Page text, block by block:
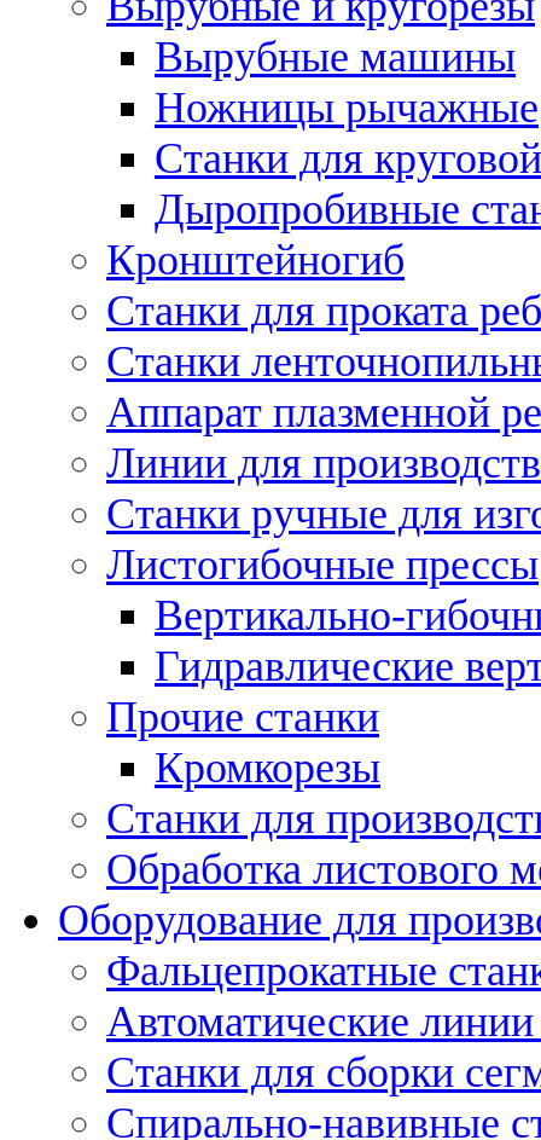
Вырубные машины
Ножницы рычажные
Станки для
Дыропробивные
Кронштейногиб
Станки для проката
Станки
Аппарат плазменной
Линии для
Станки ручные для
Листогибочные прессы
Вертикально-
Гидравлические
Прочие станки
Кромкорезы
Станки для
Обработка листового
Оборудование для
Фальцепрокатные
Автоматические линии
Станки для сборки
Спирально-навивные